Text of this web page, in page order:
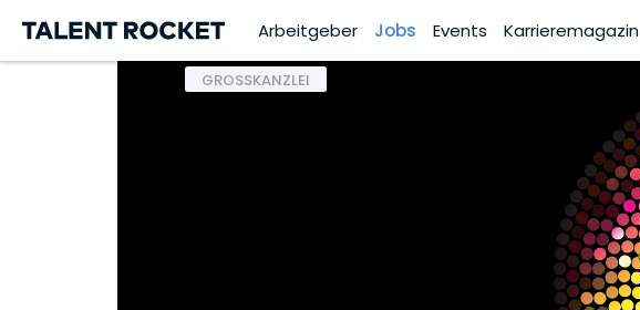
Arbeitgeber Jobs Events Karrieremagazin
GROSSKANZLEI